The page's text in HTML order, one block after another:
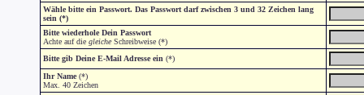
Wähle bitte ein Passwort. Das Passwort darf zwischen 3 und 32 Zeichen lang
sein (*)
Bitte wiederhole Dein Passwort
Achte auf die gleiche Schreibweise (*)
Bitte gib Deine E-Mail Adresse ein (*)
Ihr Name(*)
Max. 40 Zeichen